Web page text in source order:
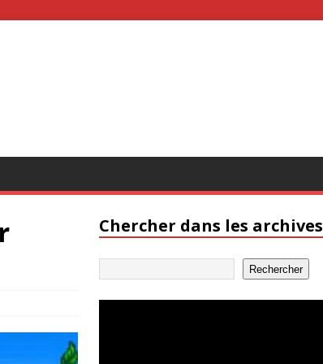
Chercher dans les archives
Rechercher